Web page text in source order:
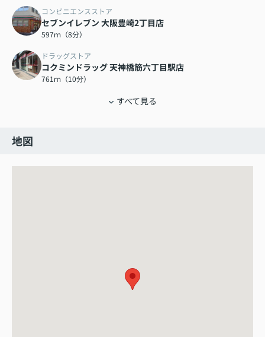
コンビニエンスストア
セブンイレブン 大阪豊崎2丁目店
597ｍ（8分）
ドラッグストア
コクミンドラッグ 天神橋筋六丁目駅店
761ｍ（10分）
すべて見る
地図